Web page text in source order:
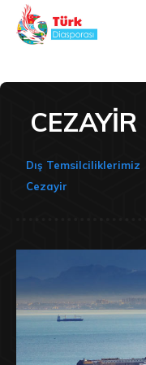
Dış Temsilciliklerimiz
Cezayir